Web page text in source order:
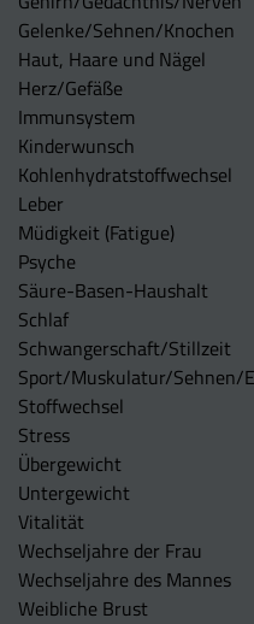
Gelenke/Sehnen/Knochen
Haut, Haare und Nägel
Herz/Gefäße
Immunsystem
Kinderwunsch
Kohlenhydratstoffwechsel
Leber
Müdigkeit (Fatigue)
Psyche
Säure-Basen-Haushalt
Schlaf
Schwangerschaft/Stillzeit
Sport/Muskulatur/Sehnen/
Stoffwechsel
Stress
Übergewicht
Untergewicht
Vitalität
Wechseljahre der Frau
Wechseljahre des Mannes
Weibliche Brust